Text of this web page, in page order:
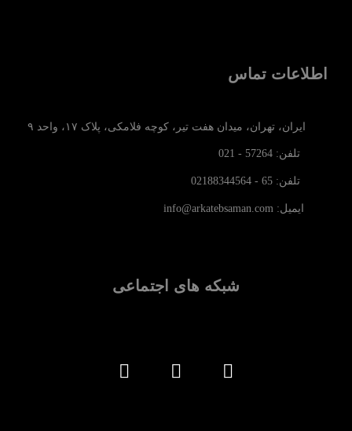
اطلاعات تماس
ایران، تهران، میدان هفت تیر، کوچه فلامکی، پلاک ۱۷، واحد ۹
تلفن: 57264 - 021
تلفن: 65 - 02188344564
ایمیل: info@arkatebsaman.com
شبکه های اجتماعی